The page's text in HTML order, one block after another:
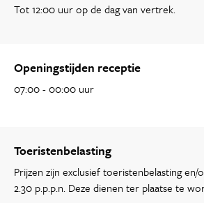
Tot 12:00 uur op de dag van vertrek.
Openingstijden receptie
07:00 - 00:00 uur
Toeristenbelasting
Prijzen zijn exclusief toeristenbelasting
2.30 p.p.p.n. Deze dienen ter plaatse te